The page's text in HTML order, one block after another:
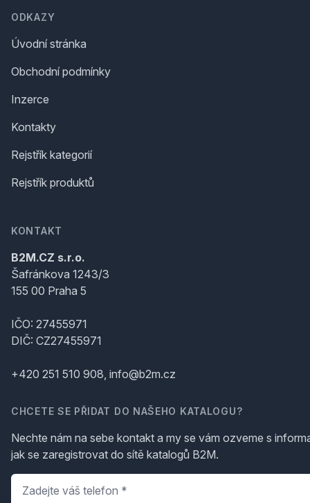
ODKAZY
Úvodní stránka
Obchodní podmínky
Inzerce
Kontakty
Rejstřík kategorií
Rejstřík produktů
KONTAKT
B2M.CZ s.r.o.
Šafránkova 1243/3
155 00 Praha 5
IČO: 27455971
DIČ: CZ27455971
+420 251 510 908, info@b2m.cz
CHCETE SE PŘIDAT DO NAŠEHO KATALOGU?
Nechte nám na sebe kontakt a my se vám ozveme s
jak se zaregistrovat do sítě katalogů B2M.
Telefon